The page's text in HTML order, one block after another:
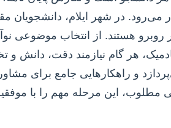
می‌رود. در شهر ایلام، دانشجویان
هستند. از انتخاب موضوعی
هر گام نیازمند دقت، دانش
و راهکارهایی جامع برای
مطلوب، این مرحله مهم را با